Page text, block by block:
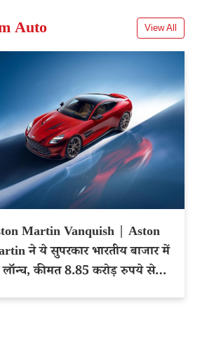
Auto View All
Martin Vanquish | Aston
ने ये सुपरकार भारतीय बाजार में
कीमत 8.85 करोड़ रुपये से